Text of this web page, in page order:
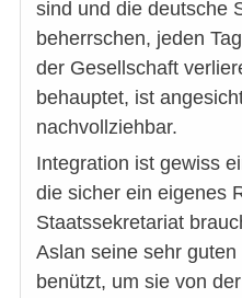
sind und die deutsche
beherrschen, jeden
der Gesellschaft
behauptet, ist
nachvollziehbar.
Integration ist gewiss
die sicher ein eigenes
Staatssekretariat
Aslan seine sehr
benützt, um sie von